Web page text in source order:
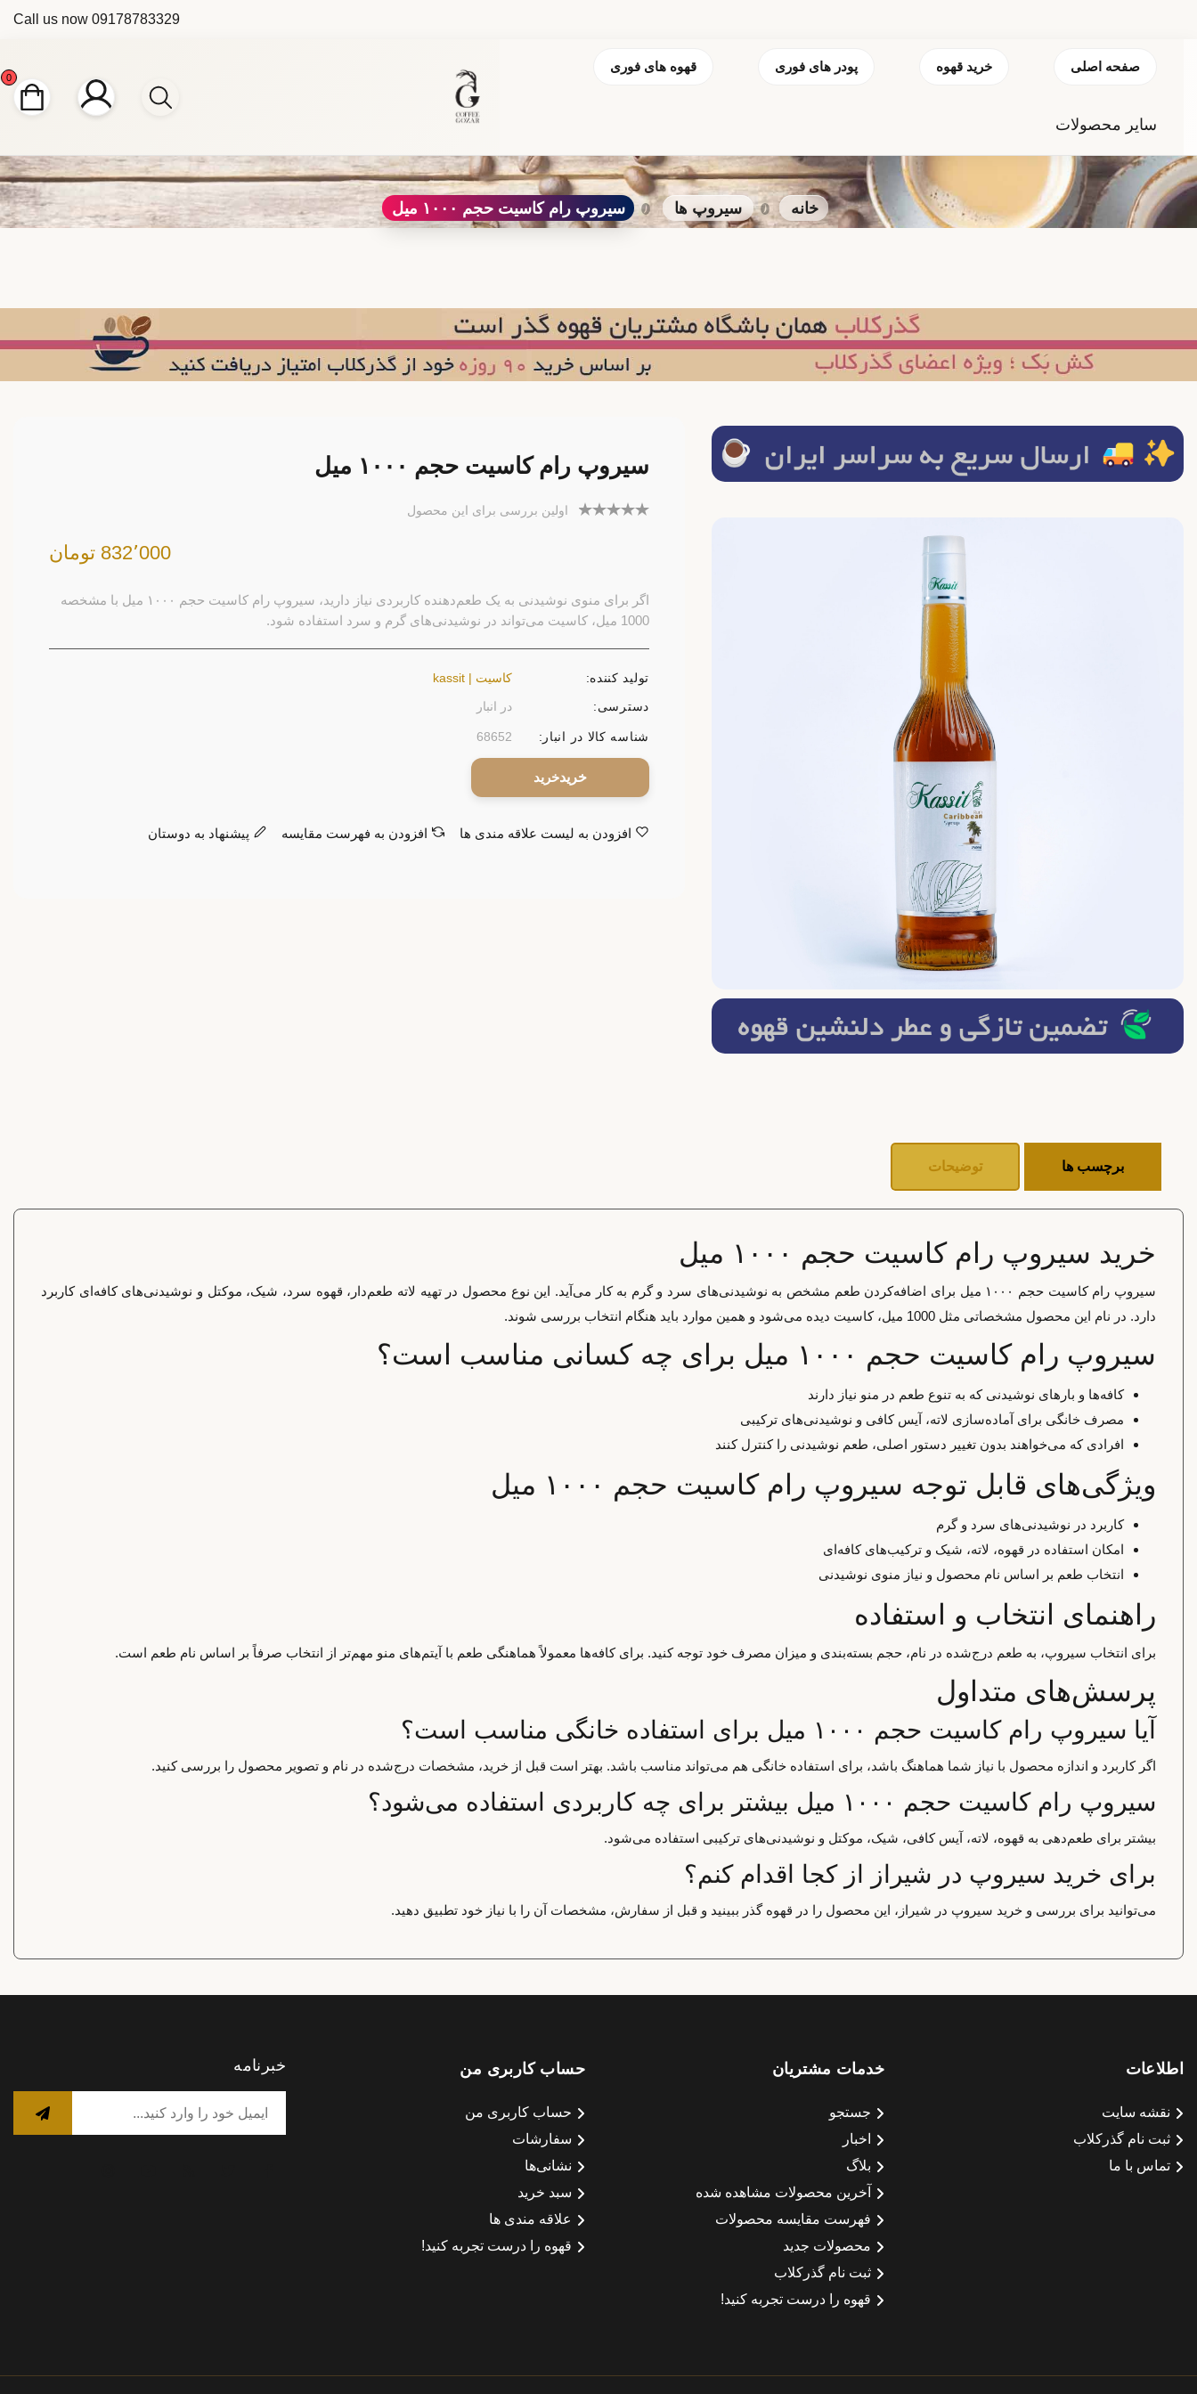
Call us now 09178783329
صفحه اصلی خرید قهوه پودر های فوری قهوه های فوری
سایر محصولات
0
خانه سیروپ ها سیروپ رام کاسیت حجم ۱۰۰۰ میل
سیروپ رام کاسیت حجم ۱۰۰۰ میل
اولین بررسی برای این محصول
832٬000 تومان
اگر برای منوی نوشیدنی به یک طعم‌دهنده کاربردی نیاز دارید، سیروپ رام کاسیت حجم ۱۰۰۰ میل با مشخصه
1000 میل، کاسیت می‌تواند در نوشیدنی‌های گرم و سرد استفاده شود.
تولید کننده:
کاسیت | kassit
دسترسی:
در انبار
شناسه کالا در انبار: 68652
خرید
افزودن به لیست علاقه مندی ها افزودن به فهرست مقایسه پیشنهاد به دوستان
توضیحات برچسب ها
خرید سیروپ رام کاسیت حجم ۱۰۰۰ میل
سیروپ رام کاسیت حجم ۱۰۰۰ میل برای اضافه‌کردن طعم مشخص به نوشیدنی‌های سرد و گرم به کار می‌آید. این نوع محصول در تهیه لاته طعم‌دار، قهوه سرد، شیک، موکتل و نوشیدنی‌های کافه‌ای کاربرد
دارد. در نام این محصول مشخصاتی مثل 1000 میل، کاسیت دیده می‌شود و همین موارد باید هنگام انتخاب بررسی شوند.
سیروپ رام کاسیت حجم ۱۰۰۰ میل برای چه کسانی مناسب است؟
کافه‌ها و بارهای نوشیدنی که به تنوع طعم در منو نیاز دارند
مصرف خانگی برای آماده‌سازی لاته، آیس کافی و نوشیدنی‌های ترکیبی
افرادی که می‌خواهند بدون تغییر دستور اصلی، طعم نوشیدنی را کنترل کنند
ویژگی‌های قابل توجه سیروپ رام کاسیت حجم ۱۰۰۰ میل
کاربرد در نوشیدنی‌های سرد و گرم
امکان استفاده در قهوه، لاته، شیک و ترکیب‌های کافه‌ای
انتخاب طعم بر اساس نام محصول و نیاز منوی نوشیدنی
راهنمای انتخاب و استفاده
برای انتخاب سیروپ، به طعم درج‌شده در نام، حجم بسته‌بندی و میزان مصرف خود توجه کنید. برای کافه‌ها معمولاً هماهنگی طعم با آیتم‌های منو مهم‌تر از انتخاب صرفاً بر اساس نام طعم است.
پرسش‌های متداول
آیا سیروپ رام کاسیت حجم ۱۰۰۰ میل برای استفاده خانگی مناسب است؟
اگر کاربرد و اندازه محصول با نیاز شما هماهنگ باشد، برای استفاده خانگی هم می‌تواند مناسب باشد. بهتر است قبل از خرید، مشخصات درج‌شده در نام و تصویر محصول را بررسی کنید.
سیروپ رام کاسیت حجم ۱۰۰۰ میل بیشتر برای چه کاربردی استفاده می‌شود؟
بیشتر برای طعم‌دهی به قهوه، لاته، آیس کافی، شیک، موکتل و نوشیدنی‌های ترکیبی استفاده می‌شود.
برای خرید سیروپ در شیراز از کجا اقدام کنم؟
می‌توانید برای بررسی و خرید سیروپ در شیراز، این محصول را در قهوه گذر ببینید و قبل از سفارش، مشخصات آن را با نیاز خود تطبیق دهید.
اطلاعات
نقشه سایت
ثبت نام گذرکلاب
تماس با ما
خدمات مشتریان
جستجو
اخبار
بلاگ
آخرین محصولات مشاهده شده
فهرست مقایسه محصولات
محصولات جدید
ثبت نام گذرکلاب
قهوه را درست تجربه کنید!
حساب کاربری من
حساب کاربری من
سفارشات
نشانی‌ها
سبد خرید
علاقه مندی ها
قهوه را درست تجربه کنید!
خبرنامه